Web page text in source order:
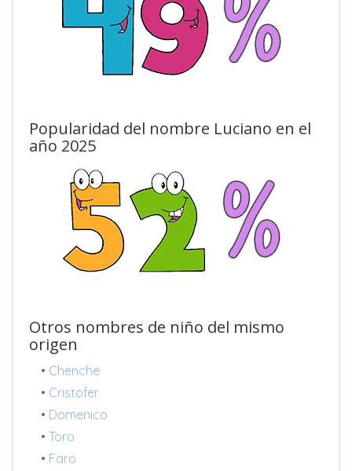
Popularidad del nombre Luciano en el
año 2025
Otros nombres de niño del mismo
origen
• Chenche
• Cristofer
• Domenico
• Toro
• Faro